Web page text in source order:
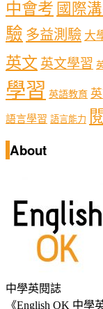
中會考 國際
驗 多益測驗 大
英文 英文學習
學習 英語教育
語言學習 語言能力
About
中學英閱誌
《English OK 中